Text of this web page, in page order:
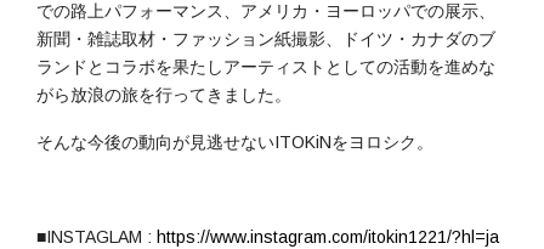
での路上パフォーマンス、アメリカ・ヨーロッパでの展示、
新聞・雑誌取材・ファッション紙撮影、ドイツ・カナダのブ
ランドとコラボを果たしアーティストとしての活動を進めな
がら放浪の旅を行ってきました。
そんな今後の動向が見逃せないITOKiNをヨロシク。
■INSTAGLAM : https://www.instagram.com/itokin1221/?hl=ja